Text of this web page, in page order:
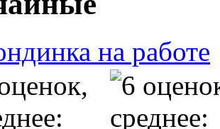
на работе